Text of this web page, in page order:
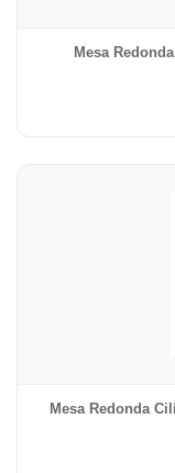
Mesa
Mesa Redonda